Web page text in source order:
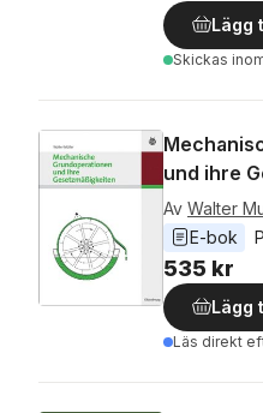
Lägg
Skickas
und ihre
Av Walter
E-bok
535 kr
Lägg
Läs direkt